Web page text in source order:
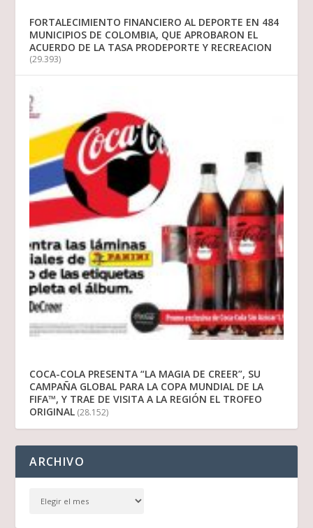
FORTALECIMIENTO FINANCIERO AL DEPORTE EN 484
MUNICIPIOS DE COLOMBIA, QUE APROBARON EL
ACUERDO DE LA TASA PRODEPORTE Y RECREACION
(29.393)
COCA-COLA PRESENTA “LA MAGIA DE CREER”, SU
CAMPAÑA GLOBAL PARA LA COPA MUNDIAL DE LA
FIFA™, Y TRAE DE VISITA A LA REGIÓN EL TROFEO
ORIGINAL (28.152)
ARCHIVO